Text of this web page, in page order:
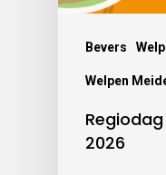
Bevers
Welpen
2026